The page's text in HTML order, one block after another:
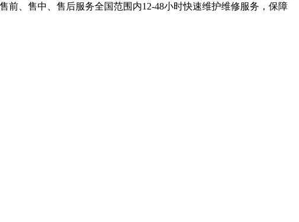
、售中、售后服务全国范围内12-48小时快速维护维修服务，保障